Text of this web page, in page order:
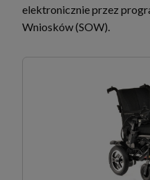
elektronicznie przez
Wniosków (SOW).